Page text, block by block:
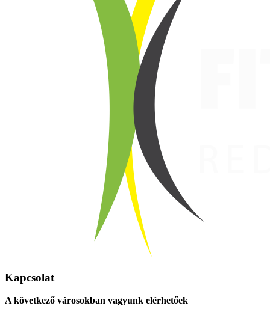
Kapcsolat
A következő városokban vagyunk elérhetőek